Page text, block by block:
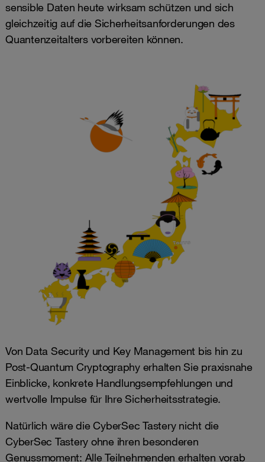
sensible Daten heute wirksam schützen und sich
gleichzeitig auf die Sicherheitsanforderungen des
Quantenzeitalters vorbereiten können.
Von Data Security und Key Management bis hin zu
Post-Quantum Cryptography erhalten Sie praxisnahe
Einblicke, konkrete Handlungsempfehlungen und
wertvolle Impulse für Ihre Sicherheitsstrategie.
Natürlich wäre die CyberSec Tastery nicht die
CyberSec Tastery ohne ihren besonderen
Genussmoment: Alle Teilnehmenden erhalten vorab